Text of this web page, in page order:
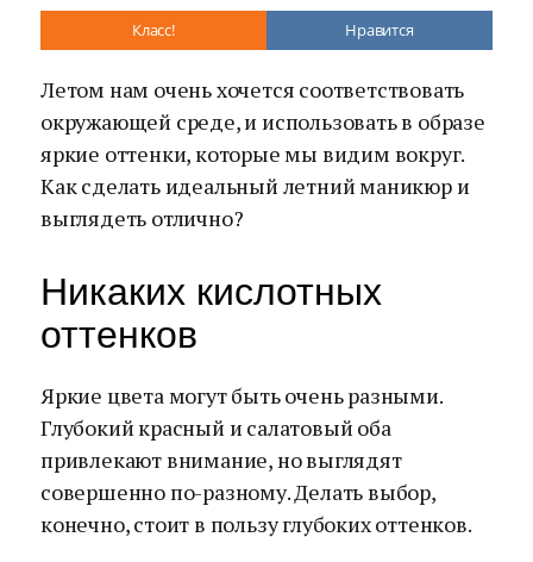
Класс! Нравится
Летом нам очень хочется соответствовать
окружающей среде, и использовать в образе
яркие оттенки, которые мы видим вокруг.
Как сделать идеальный летний маникюр и
выглядеть отлично?
Никаких кислотных
оттенков
Яркие цвета могут быть очень разными.
Глубокий красный и салатовый оба
привлекают внимание, но выглядят
совершенно по-разному. Делать выбор,
конечно, стоит в пользу глубоких оттенков.